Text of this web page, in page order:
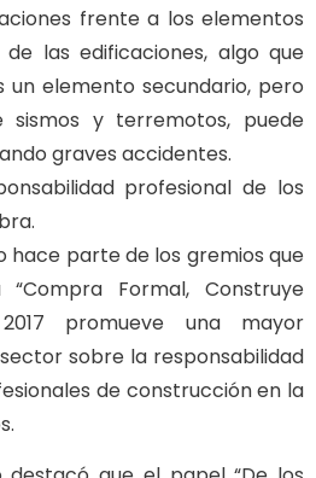
frente a los elementos
las edificaciones, algo que
un elemento secundario, pero
y terremotos, puede
graves accidentes.
profesional de los
hace parte de los gremios que
Formal, Construye
promueve una mayor
sobre la responsabilidad
de construcción en la